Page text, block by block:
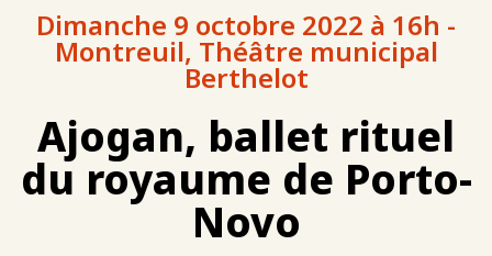
Dimanche 9 octobre 2022 à 16h -
Montreuil, Théâtre municipal
Berthelot
Ajogan, ballet rituel
du royaume de Porto-
Novo